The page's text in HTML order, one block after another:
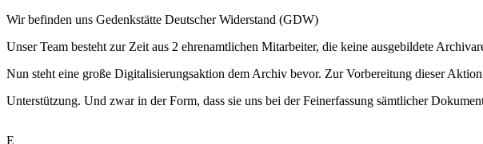
Wir befinden uns Gedenkstätte Deutscher Widerstand (GDW)
Unser Team besteht zur Zeit aus 2 ehrenamtlichen Mitarbeiter, die keine ausgebildete
Nun steht eine große Digitalisierungsaktion dem Archiv bevor. Zur Vorbereitung dieser
Unterstützung. Und zwar in der Form, dass sie uns bei der Feinerfassung sämtlicher
E